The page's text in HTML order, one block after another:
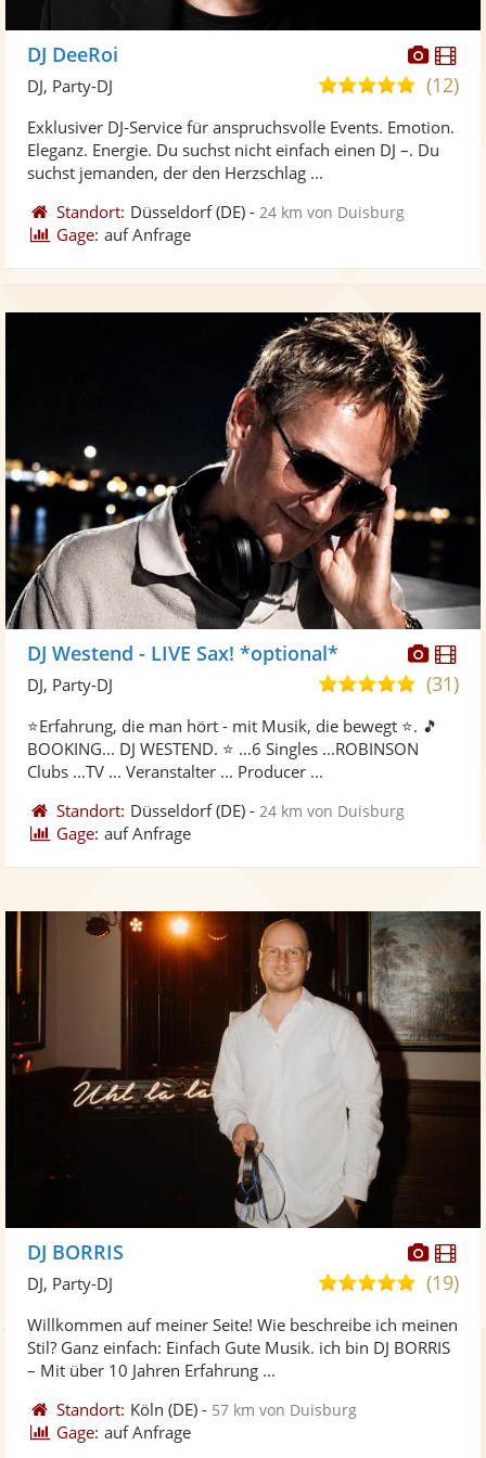
Fotos
DJ DeeRoi
5,0
5
(12)
DJ, Party-DJ
Exklusiver DJ-Service für anspruchsvolle Events. Emotion.
Eleganz. Energie. Du suchst nicht einfach einen DJ –. Du
suchst jemanden, der den Herzschlag ...
Standort: Düsseldorf(DE) - 24 km von Duisburg
Gage: auf Anfrage
Fotos
DJ Westend - LIVE Sax! *optional*
5,0
5
(31)
DJ, Party-DJ
⭐Erfahrung, die man hört - mit Musik, die bewegt ⭐. 🎵
BOOKING... DJ WESTEND. ⭐ …6 Singles ...ROBINSON
Clubs ...TV ... Veranstalter ... Producer ...
Standort: Düsseldorf(DE) - 24 km von Duisburg
Gage: auf Anfrage
Fotos
DJ BORRIS
5,0
5
(19)
DJ, Party-DJ
Willkommen auf meiner Seite! Wie beschreibe ich meinen
Stil? Ganz einfach: Einfach Gute Musik. ich bin DJ BORRIS
– Mit über 10 Jahren Erfahrung ...
Standort: Köln (DE) - 57 km von Duisburg
Gage: auf Anfrage